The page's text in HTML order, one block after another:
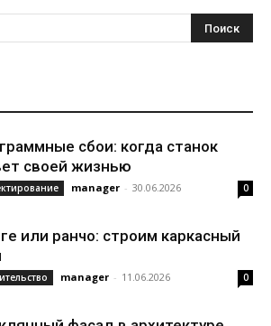
сбои: когда станок
своей жизнью
manager - 30.06.2026 0
или ранчо: строим каркасный
manager - 11.06.2026 0